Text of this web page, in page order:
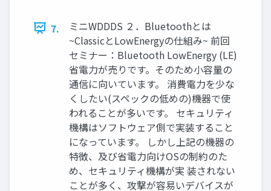
7.
ミニWDDDS ２．Bluetoothとは
~ClassicとLowEnergyの仕組み~ 前回
セミナー：Bluetooth LowEnergy (LE)
省電力が売りです。そのため小容量の
通信に向いています。 消費電力を少な
くしたい(スペックの低めの)機器で使
われることが多いです。 セキュリティ
機構はソフトウェア側で実装すること
になっています。 しかし上記の機器の
特徴、及び省電力向けOSの制約のた
め、セキュリティ機構が実 装されない
ことが多く、攻撃が容易いデバイスが